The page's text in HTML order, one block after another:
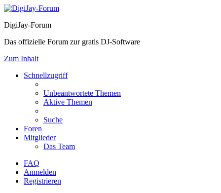
DigiJay-Forum
Das offizielle Forum zur gratis DJ-Software
Zum Inhalt
Schnellzugriff
Unbeantwortete Themen
Aktive Themen
Suche
Foren
Mitglieder
Das Team
FAQ
Anmelden
Registrieren